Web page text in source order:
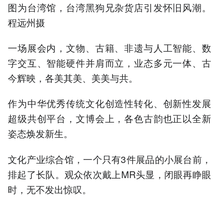
图为台湾馆，台湾黑狗兄杂货店引发怀旧风潮。
程远州摄
一场展会内，文物、古籍、非遗与人工智能、数
字交互、智能硬件并肩而立，业态多元一体、古
今辉映，各美其美、美美与共。
作为中华优秀传统文化创造性转化、创新性发展
超级共创平台，文博会上，各色古韵也正以全新
姿态焕发新生。
文化产业综合馆，一个只有3件展品的小展台前，
排起了长队。观众依次戴上MR头显，闭眼再睁眼
时，无不发出惊叹。